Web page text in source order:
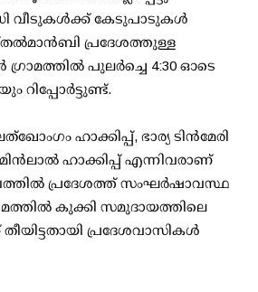
വീടുകള്‍ക്ക് കേടുപാടുകള്‍
പ്രദേശത്തുള്ള
പുലര്‍ച്ചെ 4:30 ഓടെ
റിപ്പോര്‍ട്ടുണ്ട്.
ഹാക്കിപ്പ്, ഭാര്യ ടിന്‍മേരി
ഹാക്കിപ്പ് എന്നിവരാണ്
പ്രദേശത്ത് സംഘര്‍ഷാവസ്ഥ
കുക്കി സമുദായത്തിലെ
പ്രദേശവാസികള്‍